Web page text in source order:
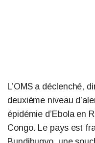
L’OMS a déclenché,
deuxième niveau
épidémie d’Ebola en
Congo. Le pays est